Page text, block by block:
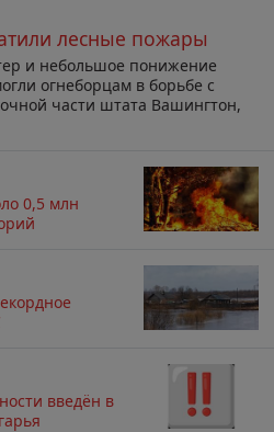
лесные пожары
и небольшое понижение
огнеборцам в борьбе с
части штата Вашингтон,
0,5 млн
введён в